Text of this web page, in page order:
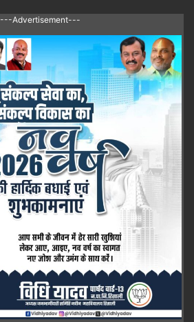
---Advertisement---